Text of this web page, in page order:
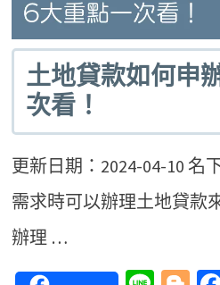
土地貸款如何申
次看！
更新日期：2024-04-10 名
需求時可以辦理土地貸款
辦理 …